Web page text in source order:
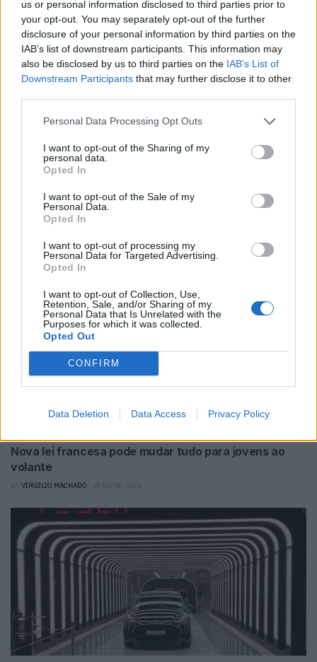
us or personal information disclosed to third parties prior to
your opt-out. You may separately opt-out of the further
disclosure of your personal information by third parties on the
IAB’s list of downstream participants. This information may
also be disclosed by us to third parties on the IAB’s List of
Downstream Participants that may further disclose it to other
Personal Data Processing Opt Outs
I want to opt-out of the Sharing of my
personal data.
Opted In
I want to opt-out of the Sale of my
Personal Data.
Opted In
I want to opt-out of processing my
Personal Data for Targeted Advertising.
Opted In
I want to opt-out of Collection, Use,
Retention, Sale, and/or Sharing of my
Personal Data that Is Unrelated with the
Purposes for which it was collected.
Opted Out
CONFIRM
Data Deletion Data Access Privacy Policy
Ricardo Carvalho
Related Posts
Nissan prepara mudança histórica no
VIRGILIO MACHADO 05/08/2026
Nova lei francesa pode mudar tudo para jovens ao
volante
VIRGILIO MACHADO